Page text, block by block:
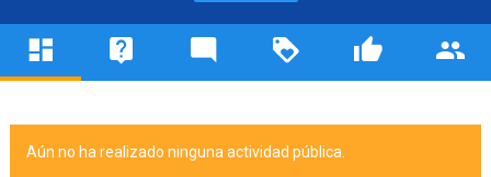
Aún no ha realizado ninguna actividad pública.